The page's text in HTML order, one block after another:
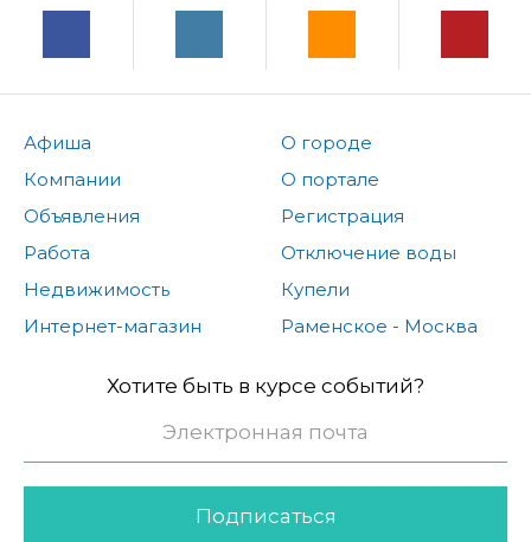
Афиша
Компании
Объявления
Работа
Недвижимость
Интернет-магазин
О городе
О портале
Регистрация
Отключение воды
Купели
Раменское - Москва
Хотите быть в курсе событий?
Подписаться